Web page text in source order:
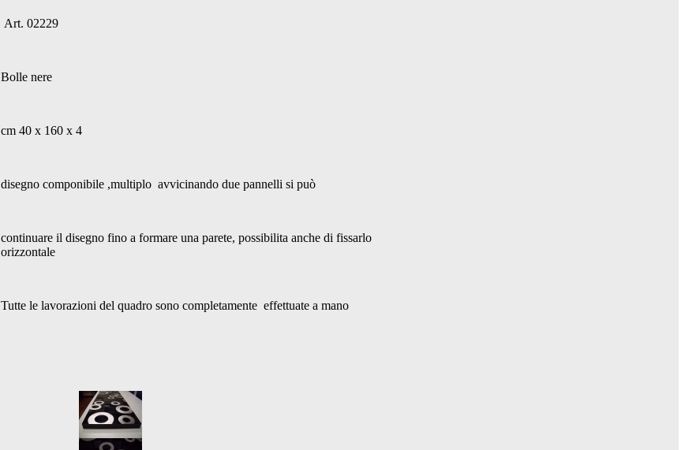
Art. 02229
Bolle nere
cm 40 x 160 x 4
disegno componibile ,multiplo avvicinando due pannelli si può
continuare il disegno fino a formare una parete, possibilita anche di fissarlo
orizzontale
Tutte le lavorazioni del quadro sono completamente effettuate a mano